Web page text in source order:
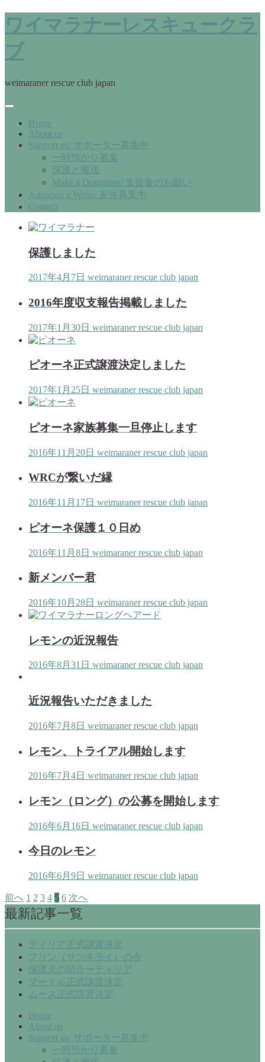
ワイマラナーレスキュークラ
ブ
weimaraner rescue club japan
Home
About us
Support us/ サポーター募集中
一時預かり募集
保護と搬送
Make a Donations/ 支援金のお願い
Adopting a Weim/ 家族募集中
Contact
保護しました
2017年4月7日 weimaraner rescue club japan
2016年度収支報告掲載しました
2017年1月30日 weimaraner rescue club japan
ピオーネ正式譲渡決定しました
2017年1月25日 weimaraner rescue club japan
ピオーネ家族募集一旦停止します
2016年11月20日 weimaraner rescue club japan
WRCが繋いだ縁
2016年11月17日 weimaraner rescue club japan
ピオーネ保護１０日め
2016年11月8日 weimaraner rescue club japan
新メンバー君
2016年10月28日 weimaraner rescue club japan
レモンの近況報告
2016年8月31日 weimaraner rescue club japan
近況報告いただきました
2016年7月8日 weimaraner rescue club japan
レモン、トライアル開始します
2016年7月4日 weimaraner rescue club japan
レモン（ロング）の公募を開始します
2016年6月16日 weimaraner rescue club japan
今日のレモン
2016年6月9日 weimaraner rescue club japan
前へ 1 2 3 4 5 6 次へ
最新記事一覧
ティリア正式譲渡決定
フリン（サンキライ）の今
保護犬の紹介〜ティリア
マートル正式譲渡決定
ムース正式譲渡決定
Home
About us
Support us/ サポーター募集中
一時預かり募集